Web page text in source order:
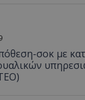
σοκ με